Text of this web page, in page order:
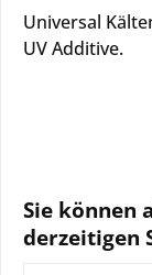
Universal
UV Additive.
Sie können
derzeitigen